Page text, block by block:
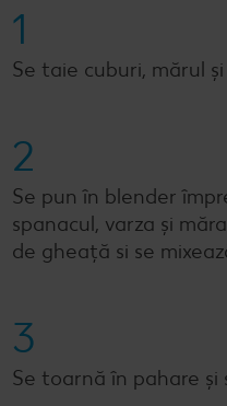
1
Se taie cuburi, mărul
2
Se pun în blender
spanacul, varza și
de gheață si se
3
Se toarnă în pahare și